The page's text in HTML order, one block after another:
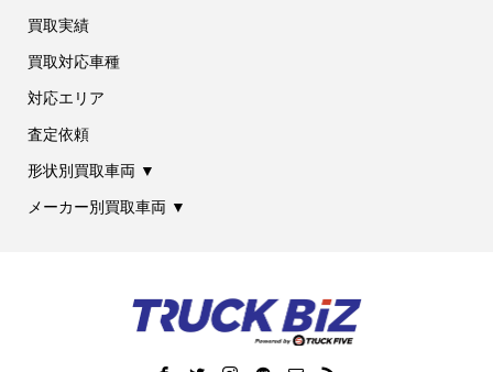
買取実績
買取対応車種
対応エリア
査定依頼
形状別買取車両 ▼
メーカー別買取車両 ▼